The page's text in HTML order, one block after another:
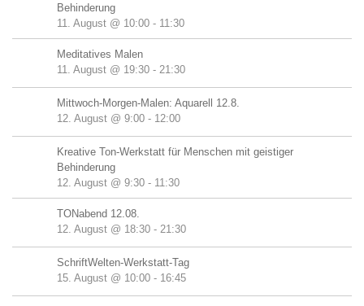
Behinderung
11. August @ 10:00 - 11:30
Meditatives Malen
11. August @ 19:30 - 21:30
Mittwoch-Morgen-Malen: Aquarell 12.8.
12. August @ 9:00 - 12:00
Kreative Ton-Werkstatt für Menschen mit geistiger
Behinderung
12. August @ 9:30 - 11:30
TONabend 12.08.
12. August @ 18:30 - 21:30
SchriftWelten-Werkstatt-Tag
15. August @ 10:00 - 16:45